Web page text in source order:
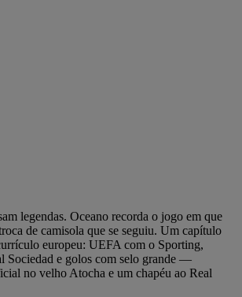
legendas. Oceano recorda o jogo em que
de camisola que se seguiu. Um capítulo
europeu: UEFA com o Sporting,
Sociedad e golos com selo grande —
no velho Atocha e um chapéu ao Real